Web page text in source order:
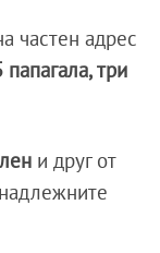
частен адрес
папагала, три
и друг от